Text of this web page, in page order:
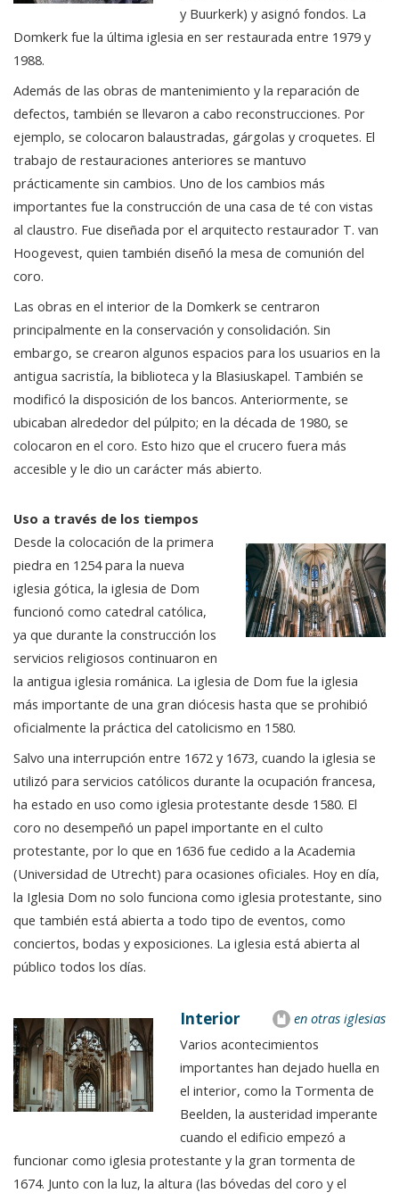
y Buurkerk) y asignó fondos. La
Domkerk fue la última iglesia en ser restaurada entre 1979 y
1988.
Además de las obras de mantenimiento y la reparación de
defectos, también se llevaron a cabo reconstrucciones. Por
ejemplo, se colocaron balaustradas, gárgolas y croquetes. El
trabajo de restauraciones anteriores se mantuvo
prácticamente sin cambios. Uno de los cambios más
importantes fue la construcción de una casa de té con vistas
al claustro. Fue diseñada por el arquitecto restaurador T. van
Hoogevest, quien también diseñó la mesa de comunión del
coro.
Las obras en el interior de la Domkerk se centraron
principalmente en la conservación y consolidación. Sin
embargo, se crearon algunos espacios para los usuarios en la
antigua sacristía, la biblioteca y la Blasiuskapel. También se
modificó la disposición de los bancos. Anteriormente, se
ubicaban alrededor del púlpito; en la década de 1980, se
colocaron en el coro. Esto hizo que el crucero fuera más
accesible y le dio un carácter más abierto.
Uso a través de los tiempos
Desde la colocación de la primera
piedra en 1254 para la nueva
iglesia gótica, la iglesia de Dom
funcionó como catedral católica,
ya que durante la construcción los
servicios religiosos continuaron en
la antigua iglesia románica. La iglesia de Dom fue la iglesia
más importante de una gran diócesis hasta que se prohibió
oficialmente la práctica del catolicismo en 1580.
Salvo una interrupción entre 1672 y 1673, cuando la iglesia se
utilizó para servicios católicos durante la ocupación francesa,
ha estado en uso como iglesia protestante desde 1580. El
coro no desempeñó un papel importante en el culto
protestante, por lo que en 1636 fue cedido a la Academia
(Universidad de Utrecht) para ocasiones oficiales. Hoy en día,
la Iglesia Dom no solo funciona como iglesia protestante, sino
que también está abierta a todo tipo de eventos, como
conciertos, bodas y exposiciones. La iglesia está abierta al
público todos los días.
en otras iglesias
Interior
Varios acontecimientos
importantes han dejado huella en
el interior, como la Tormenta de
Beelden, la austeridad imperante
cuando el edificio empezó a
funcionar como iglesia protestante y la gran tormenta de
1674. Junto con la luz, la altura (las bóvedas del coro y el